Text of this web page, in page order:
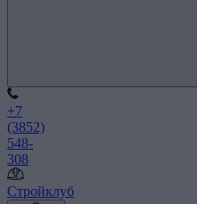
+7
(3852)
548-
308
Стройклуб